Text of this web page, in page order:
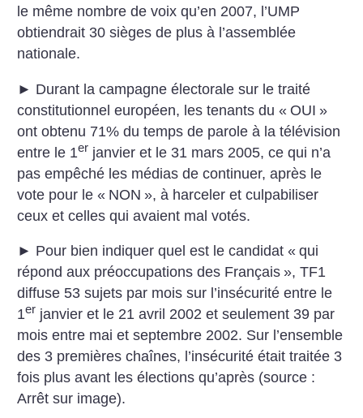
le même nombre de voix qu’en 2007, l’UMP
obtiendrait 30 sièges de plus à l’assemblée
nationale.
► Durant la campagne électorale sur le traité
constitutionnel européen, les tenants du « OUI »
ont obtenu 71% du temps de parole à la télévision
entre le 1er janvier et le 31 mars 2005, ce qui n’a
pas empêché les médias de continuer, après le
vote pour le « NON », à harceler et culpabiliser
ceux et celles qui avaient mal votés.
► Pour bien indiquer quel est le candidat « qui
répond aux préoccupations des Français », TF1
diffuse 53 sujets par mois sur l’insécurité entre le
1er janvier et le 21 avril 2002 et seulement 39 par
mois entre mai et septembre 2002. Sur l’ensemble
des 3 premières chaînes, l’insécurité était traitée 3
fois plus avant les élections qu’après (source :
Arrêt sur image).